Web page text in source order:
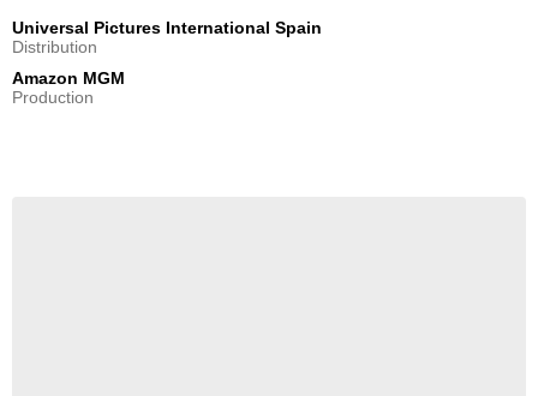
Universal Pictures International Spain
Distribution
Amazon MGM
Production